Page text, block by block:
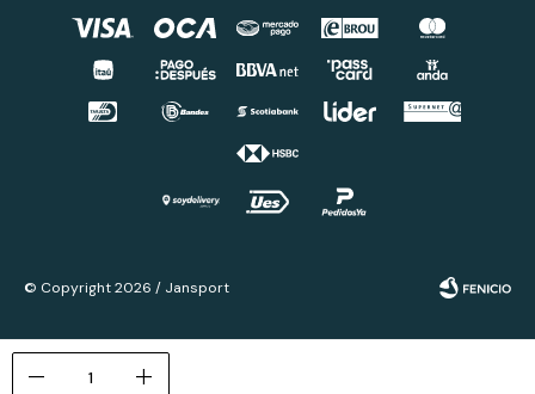
remove add
© Copyright 2026 / Jansport